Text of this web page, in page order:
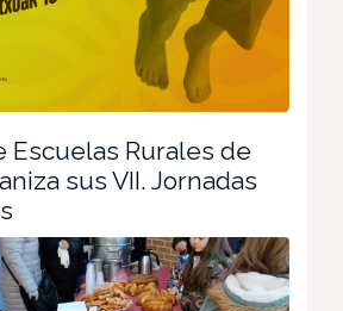
Escuelas Rurales de
sus VII. Jornadas